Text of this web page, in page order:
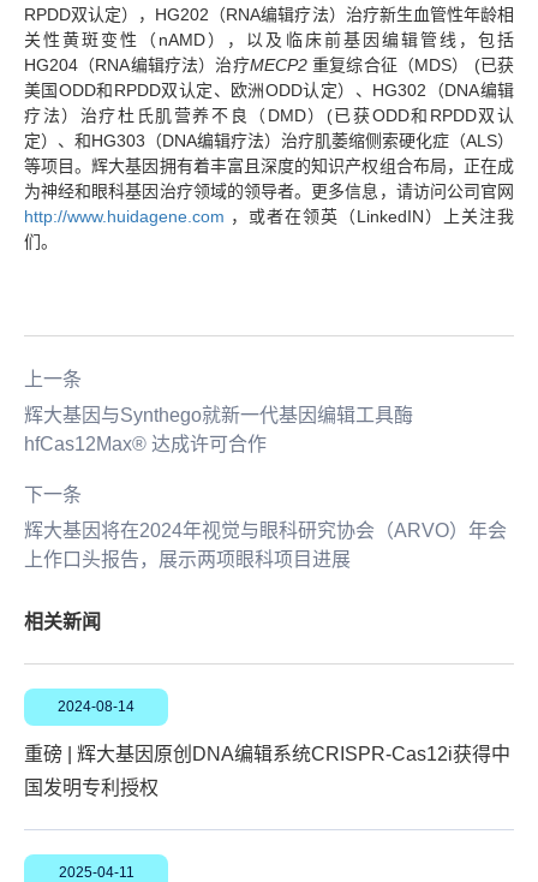
RPDD双认定），HG202（RNA编辑疗法）治疗新生血管性年龄相
关性黄斑变性（nAMD），以及临床前基因编辑管线，包括
HG204（RNA编辑疗法）治疗MECP2重复综合征（MDS） (已获
美国ODD和RPDD双认定、欧洲ODD认定）、HG302（DNA编辑
疗法）治疗杜氏肌营养不良（DMD）(已获ODD和RPDD双认
定）、和HG303（DNA编辑疗法）治疗肌萎缩侧索硬化症（ALS）
等项目。辉大基因拥有着丰富且深度的知识产权组合布局，正在成
为神经和眼科基因治疗领域的领导者。更多信息，请访问公司官网
http://www.huidagene.com ，或者在领英（LinkedIN）上关注我
们。
上一条
辉大基因与Synthego就新一代基因编辑工具酶
hfCas12Max® 达成许可合作
下一条
辉大基因将在2024年视觉与眼科研究协会（ARVO）年会
上作口头报告，展示两项眼科项目进展
相关新闻
2024-08-14
重磅 | 辉大基因原创DNA编辑系统CRISPR-Cas12i获得中
国发明专利授权
2025-04-11